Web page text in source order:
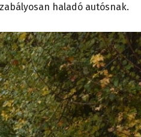
haladó autósnak.